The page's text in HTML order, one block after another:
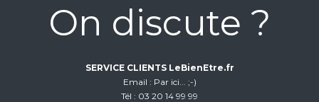
On discute ?
SERVICE CLIENTS LeBienEtre.fr
Email
Par ici... ;-)
Tél
03 20 14 99 99